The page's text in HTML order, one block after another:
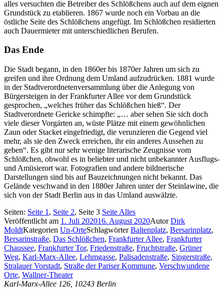
alles versuchten die Betreiber des Schlößchens auch auf dem eignen
Grundstück zu etablieren. 1867 wurde noch ein Vorbau an die
östliche Seite des Schlößchens angefügt. Im Schlößchen residierten
auch Dauermieter mit unterschiedlichen Berufen.
Das Ende
Die Stadt begann, in den 1860er bis 1870er Jahren um sich zu
greifen und ihre Ordnung dem Umland aufzudrücken. 1881 wurde
in der Stadtverordnetenversammlung über die Anlegung von
Bürgersteigen in der Frankfurter Allee vor dem Grundstück
gesprochen, „welches früher das Schlößchen hieß“. Der
Stadtverordnete Gericke schimpfte: „… aber sehen Sie sich doch
viele dieser Vorgärten an, wüste Plätze mit einem gewöhnlichen
Zaun oder Stacket eingefriedigt, die verunzieren die Gegend viel
mehr, als sie den Zweck erreichen, ihr ein anderes Aussehen zu
geben“. Es gibt nur sehr wenige literarische Zeugnisse vom
Schlößchen, obwohl es in beliebter und nicht unbekannter Ausflugs-
und Amüsierort war. Fotografien und andere bildnerische
Darstellungen sind bis auf Bauzeichnungen nicht bekannt. Das
Gelände veschwand in den 1880er Jahren unter der Steinlawine, die
sich von der Stadt Berlin aus in das Umland auswälzte.
Seiten: Seite 1 , Seite 2, Seite 3 Seite Alles
Veröffentlicht am 1. Juli 202016. August 2020AutorDirk
MoldtKategorien Un-OrteSchlagwörterBaltenplatz, Bersarinplatz,
Bersarinstraße, Das Schlößchen, Frankfurter Allee, Frankfurter
Chaussee, Frankfurter Tor, Friedenstraße, Fruchtstraße, Grüner
Weg, Karl-Marx-Allee, Lehmgasse, Palisadenstraße, Singerstraße,
Stralauer Vorstadt, Straße der Pariser Kommune, Verschwundene
Orte, Wallner-Theater
Karl-Marx-Allee 126, 10243 Berlin